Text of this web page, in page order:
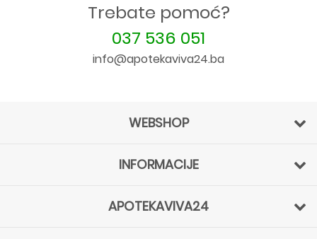
Trebate pomoć?
037 536 051
info@apotekaviva24.ba
WEBSHOP
INFORMACIJE
APOTEKAVIVA24